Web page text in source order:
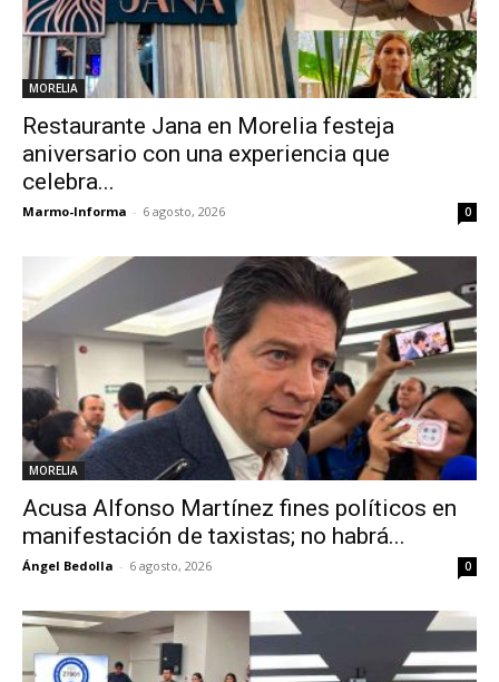
MORELIA
Restaurante Jana en Morelia festeja
aniversario con una experiencia que
celebra...
Marmo-Informa - 6 agosto, 2026 0
MORELIA
Acusa Alfonso Martínez fines políticos en
manifestación de taxistas; no habrá...
Ángel Bedolla - 6 agosto, 2026 0